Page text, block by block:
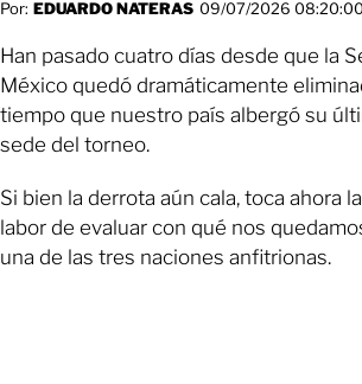
Por: EDUARDO NATERAS 09/07/2026 08:20:00
Han pasado cuatro días desde que la
México quedó dramáticamente
tiempo que nuestro país albergó su
sede del torneo.
Si bien la derrota aún cala, toca ahora
labor de evaluar con qué nos
una de las tres naciones anfitrionas.